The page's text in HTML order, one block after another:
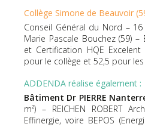
Collège Simone de Beauvoir
Conseil Général du Nord –
Marie Pascale Bouchez (59)
et Certification HQE Excelent
pour le collège et 52,5 pour
ADDENDA réalise également :
Bâtiment Dr PIERRE
m²) – REICHEN ROBERT
Effinergie, voire BEPOS